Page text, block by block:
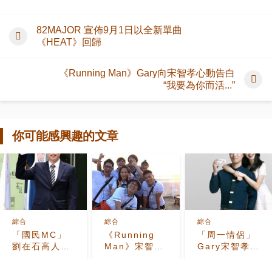
82MAJOR 宣佈9月1日以全新單曲
《HEAT》回歸
《Running Man》Gary向宋智孝心動告白
“我要為你而活...”
你可能感興趣的文章
「國民MC」
劉在石高人氣
綜合
《Running
Man》宋智孝
綜合
「周一情侶」
Gary宋智孝助
綜合